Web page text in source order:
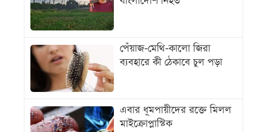
পেঁয়াজ-মেথি-কালো জিরা
ব্যবহারে কী ঠেকাবে চুল পড়া
এবার ধূমপায়ীদের রক্তে মিলল
মাইক্রোপ্লাস্টিক